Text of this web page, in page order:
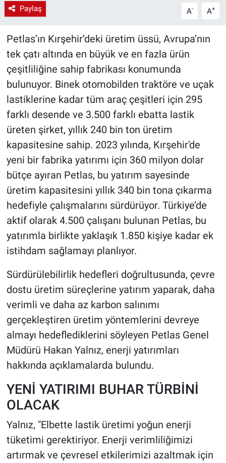
Paylaş A- A+
Petlas’ın Kırşehir’deki üretim üssü, Avrupa’nın
tek çatı altında en büyük ve en fazla ürün
çeşitliliğine sahip fabrikası konumunda
bulunuyor. Binek otomobilden traktöre ve uçak
lastiklerine kadar tüm araç çeşitleri için 295
farklı desende ve 3.500 farklı ebatta lastik
üreten şirket, yıllık 240 bin ton üretim
kapasitesine sahip. 2023 yılında, Kırşehir'de
yeni bir fabrika yatırımı için 360 milyon dolar
bütçe ayıran Petlas, bu yatırım sayesinde
üretim kapasitesini yıllık 340 bin tona çıkarma
hedefiyle çalışmalarını sürdürüyor. Türkiye’de
aktif olarak 4.500 çalışanı bulunan Petlas, bu
yatırımla birlikte yaklaşık 1.850 kişiye kadar ek
istihdam sağlamayı planlıyor.
Sürdürülebilirlik hedefleri doğrultusunda, çevre
dostu üretim süreçlerine yatırım yaparak, daha
verimli ve daha az karbon salınımı
gerçekleştiren üretim yöntemlerini devreye
almayı hedeflediklerini söyleyen Petlas Genel
Müdürü Hakan Yalnız, enerji yatırımları
hakkında açıklamalarda bulundu.
YENİ YATIRIMI BUHAR TÜRBİNİ
OLACAK
Yalnız, "Elbette lastik üretimi yoğun enerji
tüketimi gerektiriyor. Enerji verimliliğimizi
artırmak ve çevresel etkilerimizi azaltmak için